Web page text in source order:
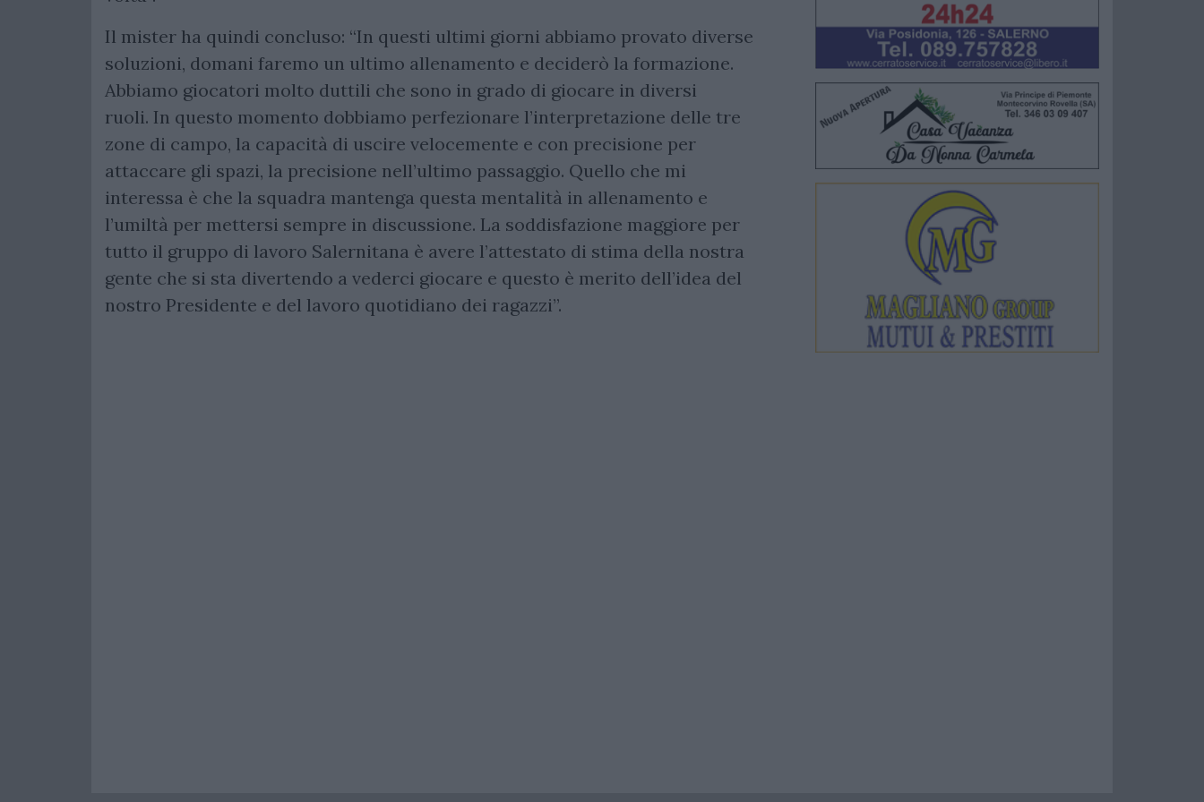
Il mister ha quindi concluso: “In questi ultimi giorni abbiamo provato diverse
soluzioni, domani faremo un ultimo allenamento e deciderò la formazione.
Abbiamo giocatori molto duttili che sono in grado di giocare in diversi
ruoli. In questo momento dobbiamo perfezionare l’interpretazione delle tre
zone di campo, la capacità di uscire velocemente e con precisione per
attaccare gli spazi, la precisione nell’ultimo passaggio. Quello che mi
interessa è che la squadra mantenga questa mentalità in allenamento e
l’umiltà per mettersi sempre in discussione. La soddisfazione maggiore per
tutto il gruppo di lavoro Salernitana è avere l’attestato di stima della nostra
gente che si sta divertendo a vederci giocare e questo è merito dell’idea del
nostro Presidente e del lavoro quotidiano dei ragazzi”.